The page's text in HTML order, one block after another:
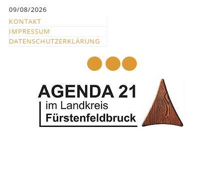
springen
09/08/2026
KONTAKT
IMPRESSUM
DATENSCHUTZERKLÄRUNG